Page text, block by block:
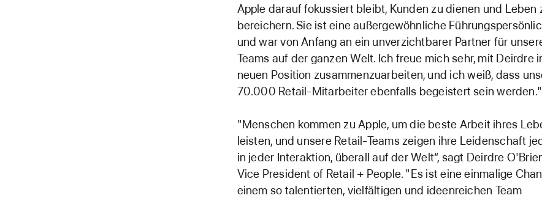
Apple darauf fokussiert bleibt, Kunden zu dienen und Leben
bereichern. Sie ist eine außergewöhnliche
und war von Anfang an ein unverzichtbarer Partner für
Teams auf der ganzen Welt. Ich freue mich sehr, mit Deirdre
neuen Position zusammenzuarbeiten, und ich weiß, dass
70.000 Retail-Mitarbeiter ebenfalls begeistert sein werden."
"Menschen kommen zu Apple, um die beste Arbeit ihres
leisten, und unsere Retail-Teams zeigen ihre Leidenschaft
in jeder Interaktion, überall auf der Welt“, sagt Deirdre
Vice President of Retail + People. "Es ist eine einmalige
einem so talentierten, vielfältigen und ideenreichen Team